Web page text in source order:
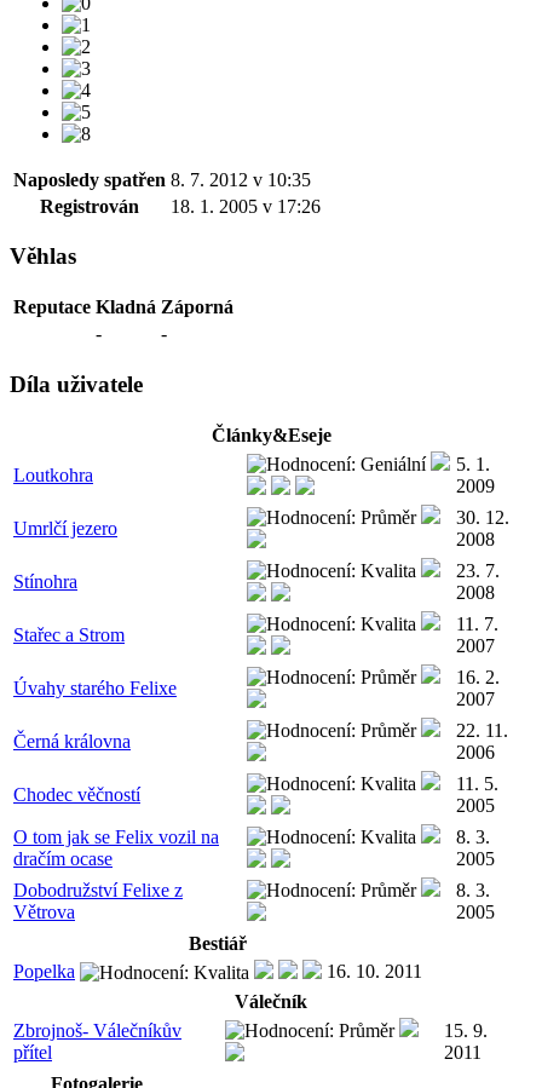
Naposledy spatřen 8. 7. 2012 v 10:35
Registrován
18. 1. 2005 v 17:26
Věhlas
Reputace Kladná Záporná
-
-
Díla uživatele
Články&Eseje
Loutkohra
5. 1.
2009
Umrlčí jezero
30. 12.
2008
Stínohra
23. 7.
2008
Stařec a Strom
11. 7.
2007
Úvahy starého Felixe
16. 2.
2007
Černá královna
22. 11.
2006
Chodec věčností
11. 5.
2005
O tom jak se Felix vozil na
dračím ocase
8. 3.
2005
Dobodružství Felixe z
Větrova
8. 3.
2005
Bestiář
Popelka
16. 10. 2011
Válečník
Zbrojnoš- Válečníkův
přítel
15. 9.
2011
Fotogalerie